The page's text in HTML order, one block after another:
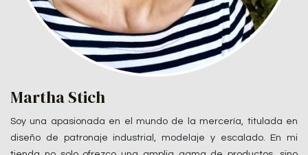
Martha Stich
Soy una apasionada en el mundo de la mercería, titulada en
diseño de patronaje industrial, modelaje y escalado. En mi